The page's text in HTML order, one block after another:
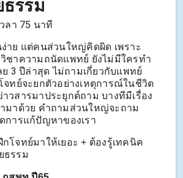
รรม
ลา 75 นาที
าย แต่คนส่วนใหญ่คิดผิด เพราะ
ชาความถนัดแพทย์ ยังไม่มีใครทำ
ย 3 ปีล่าสุด ไม่ถามเกี่ยวกับแพทย์
ทย์จะยกตัวอย่างเหตุการณ์ในชีวิต
วสารมาประยุกต์ถาม บางทีมีเรื่อง
มาด้วย คำถามส่วนใหญ่จะถาม
การแก้ปัญหาของเรา
โจทย์มาให้เยอะ + ต้องรู้เทคนิค
ธรรม